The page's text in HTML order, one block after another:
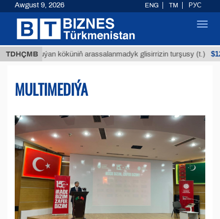
TDHÇMBköküniň arassalanmadyk glisirrizin turşusy (t.) $12935,18
MULTIMEDIÝA
Awgust 9, 2026 ENG TM РУС